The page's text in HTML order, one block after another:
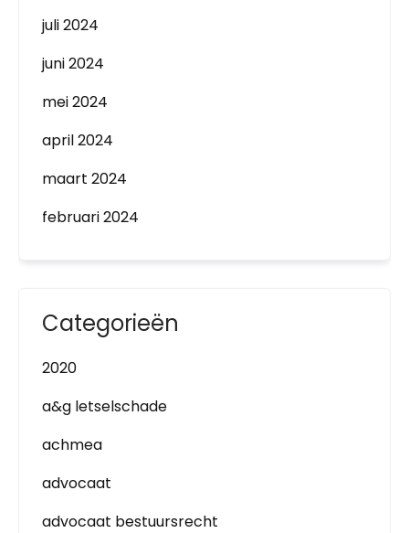
juli 2024
juni 2024
mei 2024
april 2024
maart 2024
februari 2024
Categorieën
2020
a&g letselschade
achmea
advocaat
advocaat bestuursrecht